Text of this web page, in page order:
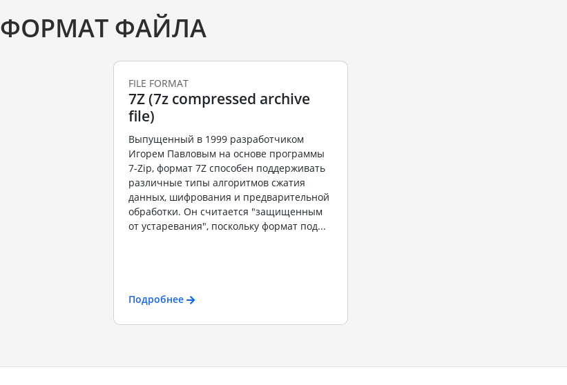
ФОРМАТ ФАЙЛА
FILE FORMAT
7Z (7z compressed archive
file)
Выпущенный в 1999 разработчиком
Игорем Павловым на основе программы
7-Zip, формат 7Z способен поддерживать
различные типы алгоритмов сжатия
данных, шифрования и предварительной
обработки. Он считается "защищенным
от устаревания", поскольку формат под...
Подробнее